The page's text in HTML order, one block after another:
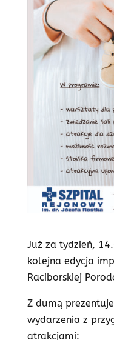
Już za tydzień,
kolejna edycja
Raciborskiej
Z dumą
wydarzenia z
atrakcjami: